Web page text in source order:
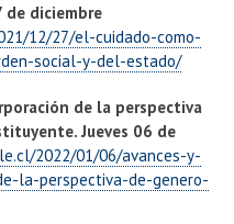
de diciembre
12/27/el-cuidado-como-
social-y-del-estado/
de la perspectiva
Jueves 06 de
2022/01/06/avances-y-
la-perspectiva-de-genero-